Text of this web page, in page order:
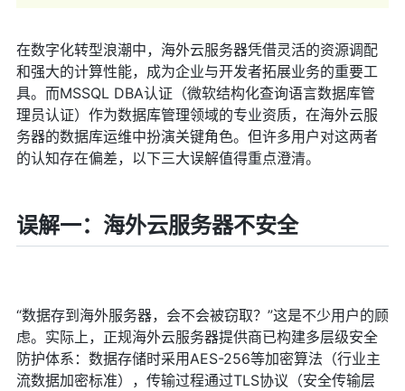
在数字化转型浪潮中，海外云服务器凭借灵活的资源调配
和强大的计算性能，成为企业与开发者拓展业务的重要工
具。而MSSQL DBA认证（微软结构化查询语言数据库管
理员认证）作为数据库管理领域的专业资质，在海外云服
务器的数据库运维中扮演关键角色。但许多用户对这两者
的认知存在偏差，以下三大误解值得重点澄清。
误解一：海外云服务器不安全
“数据存到海外服务器，会不会被窃取？”这是不少用户的顾
虑。实际上，正规海外云服务器提供商已构建多层级安全
防护体系：数据存储时采用AES-256等加密算法（行业主
流数据加密标准），传输过程通过TLS协议（安全传输层